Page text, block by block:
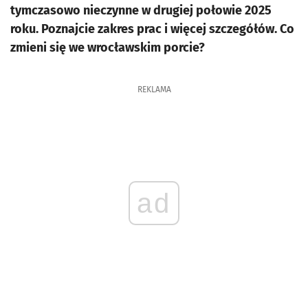
tymczasowo nieczynne w drugiej połowie 2025
roku. Poznajcie zakres prac i więcej szczegółów. Co
zmieni się we wrocławskim porcie?
REKLAMA
ad